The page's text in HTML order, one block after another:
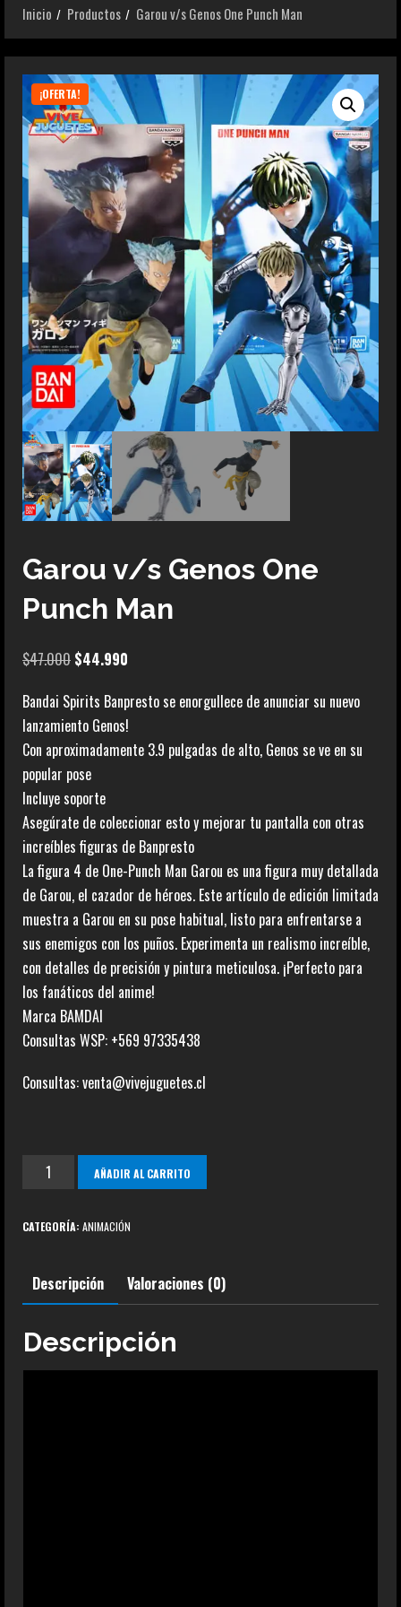
Inicio
Productos Garou v/s Genos One Punch Man
¡OFERTA!
Garou v/s Genos One
Punch Man
$47.000 El
original
era:
$47.000.
$44.990
actual
es:
$44.990.
Bandai Spirits Banpresto se enorgullece de anunciar su nuevo
lanzamiento Genos!
Con aproximadamente 3.9 pulgadas de alto, Genos se ve en su
popular pose
Incluye soporte
Asegúrate de coleccionar esto y mejorar tu pantalla con otras
increíbles figuras de Banpresto
La figura 4 de One-Punch Man Garou es una figura muy detallada
de Garou, el cazador de héroes. Este artículo de edición limitada
muestra a Garou en su pose habitual, listo para enfrentarse a
sus enemigos con los puños. Experimenta un realismo increíble,
con detalles de precisión y pintura meticulosa. ¡Perfecto para
los fanáticos del anime!
Marca BAMDAI
Consultas WSP: +569 97335438
Consultas: venta@vivejuguetes.cl
Garou
One
Man
cantidad
AÑADIR AL CARRITO
CATEGORÍA: ANIMACIÓN
Descripción Valoraciones (0)
Descripción